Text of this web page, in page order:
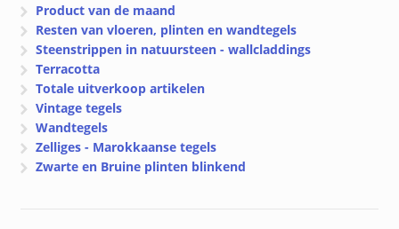
Product van de maand
Resten van vloeren, plinten en wandtegels
Steenstrippen in natuursteen - wallcladdings
Terracotta
Totale uitverkoop artikelen
Vintage tegels
Wandtegels
Zelliges - Marokkaanse tegels
Zwarte en Bruine plinten blinkend